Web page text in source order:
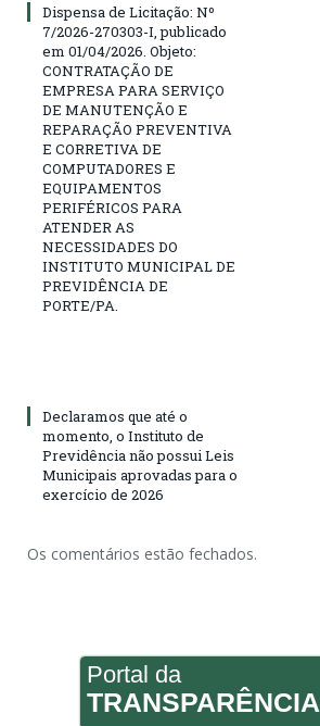
Dispensa de Licitação: Nº
7/2026-270303-I, publicado
em 01/04/2026. Objeto:
CONTRATAÇÃO DE
EMPRESA PARA SERVIÇO
DE MANUTENÇÃO E
REPARAÇÃO PREVENTIVA
E CORRETIVA DE
COMPUTADORES E
EQUIPAMENTOS
PERIFÉRICOS PARA
ATENDER AS
NECESSIDADES DO
INSTITUTO MUNICIPAL DE
PREVIDÊNCIA DE
PORTE/PA.
Declaramos que até o
momento, o Instituto de
Previdência não possui Leis
Municipais aprovadas para o
exercício de 2026
Os comentários estão fechados.
Portal da
TRANSPARÊNCIA